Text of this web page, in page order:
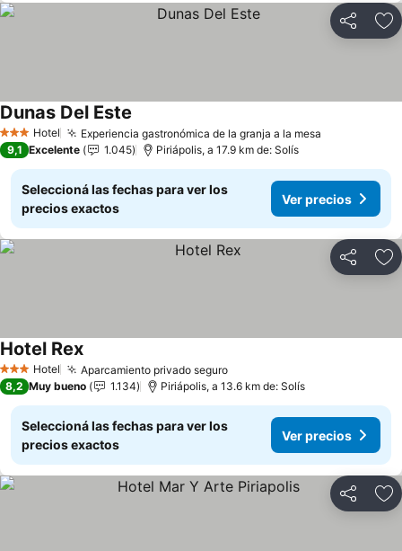
Compartir
3 Estrellas
Hotel Experiencia gastronómica de la granja a la mesa
Dunas Del Este
9,1 Excelente 1.045 Piriápolis, a 17.9 km de: Solís
Seleccioná las fechas para ver los
precios exactos
Ver precios
Compartir
3 Estrellas
Hotel Aparcamiento privado seguro
Hotel Rex
8,2 Muy bueno 1.134 Piriápolis, a 13.6 km de: Solís
Seleccioná las fechas para ver los
precios exactos
Ver precios
Compartir